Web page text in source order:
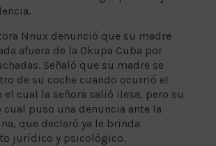
Nnux denunció que su madre
afuera de la Okupa Cuba por
Señaló que su madre se
de su coche cuando ocurrió el
el cual la señora salió ilesa, pero su
cual puso una denuncia ante la
que declaró ya le brinda
jurídico y psicológico.